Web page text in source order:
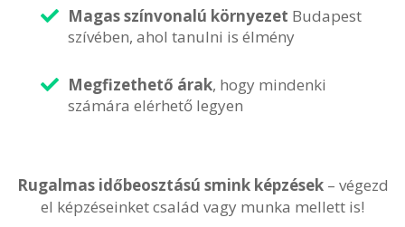
Magas színvonalú környezet Budapest
szívében, ahol tanulni is élmény
Megfizethető árak, hogy mindenki
számára elérhető legyen
Rugalmas időbeosztású smink képzések– végezd
el képzéseinket család vagy munka mellett is!